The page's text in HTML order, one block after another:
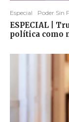
Especial Poder Sin
ESPECIAL |
política como